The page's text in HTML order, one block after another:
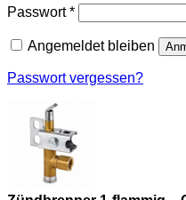
Passwort*Erforderlich
Angemeldet bleiben
Passwort vergessen?